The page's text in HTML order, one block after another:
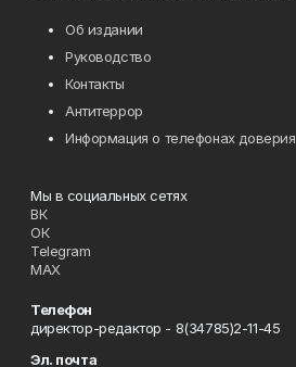
Об издании
Руководство
Контакты
Антитеррор
Информация о телефонах доверия
Мы в социальных сетях
ВК
ОК
Telegram
MAX
Телефон
директор-редактор - 8(34785)2-11-45
Эл. почта